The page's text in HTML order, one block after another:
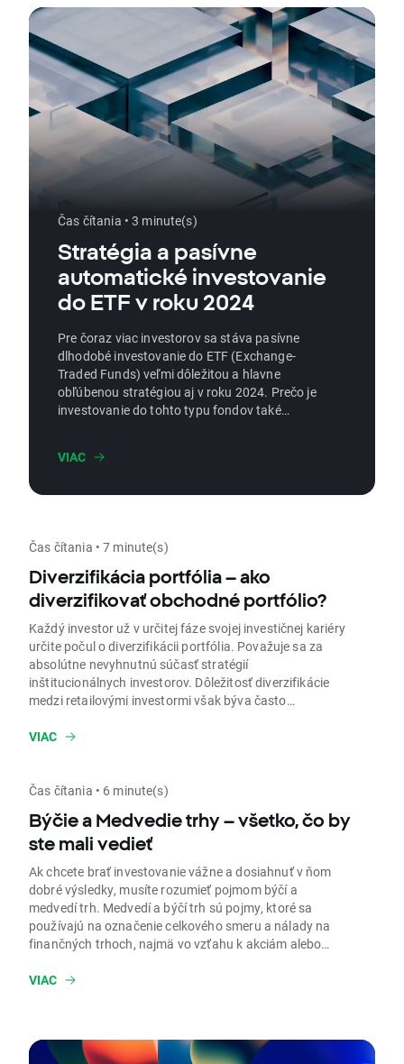
Čas čítania • 3 minute(s)
Stratégia a pasívne
automatické investovanie
do ETF v roku 2024
Pre čoraz viac investorov sa stáva pasívne
dlhodobé investovanie do ETF (Exchange-
Traded Funds) veľmi dôležitou a hlavne
obľúbenou stratégiou aj v roku 2024. Prečo je
investovanie do tohto typu fondov také
tomto článku.
VIAC
Čas čítania • 7 minute(s)
Diverzifikácia portfólia – ako
diverzifikovať obchodné portfólio?
Každý investor už v určitej fáze svojej investičnej kariéry
určite počul o diverzifikácii portfólia. Považuje sa za
absolútne nevyhnutnú súčasť stratégií
inštitucionálnych investorov. Dôležitosť diverzifikácie
medzi retailovými investormi však býva často
znamená diverzifikácia a ako diverzifikovať svoje
VIAC
Čas čítania • 6 minute(s)
Býčie a Medvedie trhy – všetko, čo by
ste mali vedieť
Ak chcete brať investovanie vážne a dosiahnuť v ňom
dobré výsledky, musíte rozumieť pojmom býčí a
medvedí trh. Medvedí a býčí trh sú pojmy, ktoré sa
používajú na označenie celkového smeru a nálady na
finančných trhoch, najmä vo vzťahu k akciám alebo
VIAC